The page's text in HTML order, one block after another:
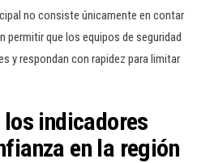
no consiste únicamente en contar
permitir que los equipos de seguridad
y respondan con rapidez para limitar
indicadores
en la región